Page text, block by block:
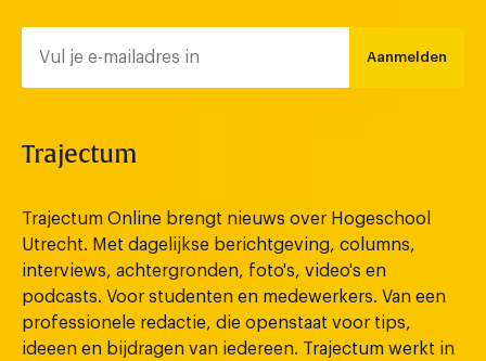
Aanmelden
Trajectum
Trajectum Online brengt nieuws over Hogeschool
Utrecht. Met dagelijkse berichtgeving, columns,
interviews, achtergronden, foto's, video's en
podcasts. Voor studenten en medewerkers. Van een
professionele redactie, die openstaat voor tips,
ideeen en bijdragen van iedereen. Trajectum werkt in